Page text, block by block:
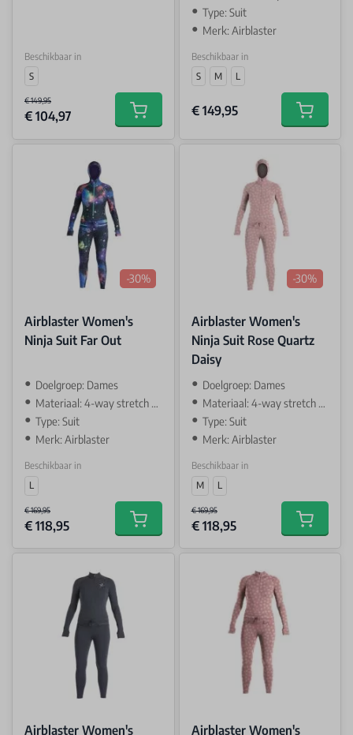
Beschikbaar in
S
€ 149,95
€ 104,97 Add to cart
Type: Suit
Merk: Airblaster
Beschikbaar in
S
M L
€ 149,95 Add to
-30%
Airblaster Women's
Ninja Suit Far Out
Doelgroep: Dames
Materiaal: 4-way stretch AIR-TECH
Type: Suit
Merk: Airblaster
Beschikbaar in
L
€ 169,95
€ 118,95 Add to cart
-30%
Airblaster Women's
Ninja Suit Rose Quartz
Daisy
Doelgroep: Dames
Materiaal: 4-way stretch AIR-TECH
Type: Suit
Merk: Airblaster
Beschikbaar in
M
L
€ 169,95
€ 118,95 Add to
Airblaster Women's
Airblaster Women's